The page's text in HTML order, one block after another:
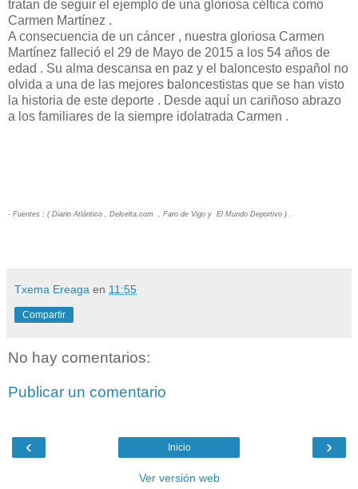
tratan de seguir el ejemplo de una gloriosa céltica como
Carmen Martínez .
A consecuencia de un cáncer , nuestra gloriosa Carmen
Martínez falleció el 29 de Mayo de 2015 a los 54 años de
edad . Su alma descansa en paz y el baloncesto español no
olvida a una de las mejores baloncestistas que se han visto
la historia de este deporte . Desde aquí un cariñoso abrazo
a los familiares de la siempre idolatrada Carmen .
- Fuentes : ( Diario Atlántico , Delcelta.com , Faro de Vigo y El Mundo Deportivo ) .
Txema Ereaga en 11:55
Compartir
No hay comentarios:
Publicar un comentario
‹ ›
Inicio
Ver versión web